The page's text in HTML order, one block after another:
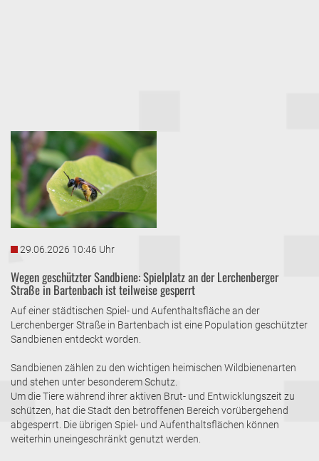
29.06.2026 10:46 Uhr
Wegen geschützter Sandbiene: Spielplatz an der Lerchenberger
Straße in Bartenbach ist teilweise gesperrt
Auf einer städtischen Spiel- und Aufenthaltsfläche an der
Lerchenberger Straße in Bartenbach ist eine Population geschützter
Sandbienen entdeckt worden.
Sandbienen zählen zu den wichtigen heimischen Wildbienenarten
und stehen unter besonderem Schutz.
Um die Tiere während ihrer aktiven Brut- und Entwicklungszeit zu
schützen, hat die Stadt den betroffenen Bereich vorübergehend
abgesperrt. Die übrigen Spiel- und Aufenthaltsflächen können
weiterhin uneingeschränkt genutzt werden.